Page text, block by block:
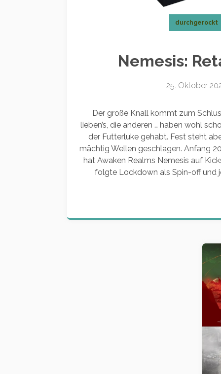
durchgerockt
Nemesis:
25. Oktober
Der große Knall kommt zum
lieben’s, die anderen … haben wohl
der Futterluke gehabt. Fest steht
mächtig Wellen geschlagen. Anfang
hat Awaken Realms Nemesis auf
folgte Lockdown als Spin-off und